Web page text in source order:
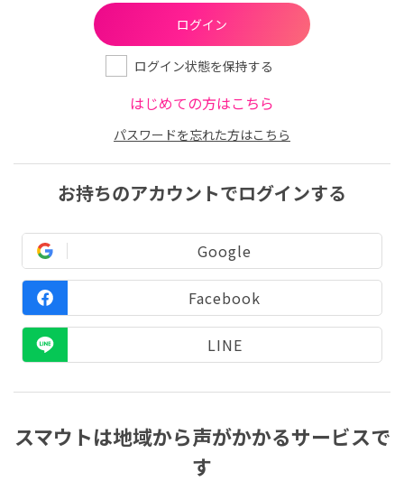
ログイン状態を保持する
はじめての方はこちら
パスワードを忘れた方はこちら
お持ちのアカウントでログインする
Google
Facebook
LINE
スマウトは地域から声がかかるサービスで
す